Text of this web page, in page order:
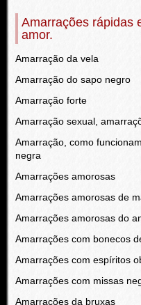
Amarrações rápidas
amor.
Amarração da vela
Amarração do sapo negro
Amarração forte
Amarração sexual,
Amarração, como
negra
Amarrações amorosas
Amarrações amorosas de
Amarrações amorosas do
Amarrações com bonecos
Amarrações com espíritos
Amarrações com missas
Amarrações da bruxas